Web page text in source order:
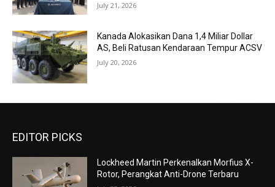
July 21, 2026
Kanada Alokasikan Dana 1,4 Miliar Dollar
AS, Beli Ratusan Kendaraan Tempur ACSV
July 20, 2026
EDITOR PICKS
Lockheed Martin Perkenalkan Morfius X-
Rotor, Perangkat Anti-Drone Terbaru